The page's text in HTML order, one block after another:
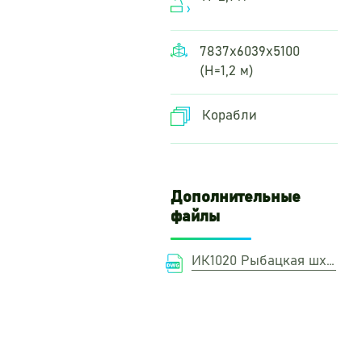
7837х6039х5100
(H=1,2 м)
Корабли
Дополнительные
файлы
ИК1020 Рыбацкая шхуна.DWG